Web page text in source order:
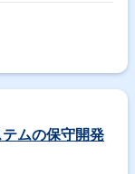
ムの保守開発